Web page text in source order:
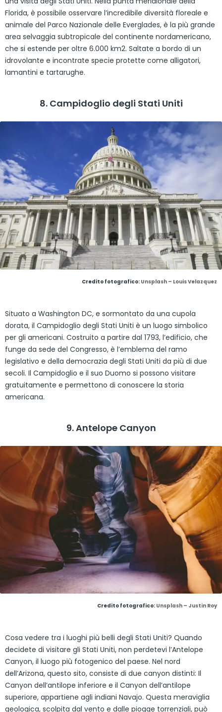
Florida, è possibile osservare l’incredibile diversità floreale e
animale del Parco Nazionale delle Everglades, è la più grande
area selvaggia subtropicale del continente nordamericano,
che si estende per oltre 6.000 km2. Saltate a bordo di un
idrovolante e incontrate specie protette come alligatori,
lamantini e tartarughe.
8. Campidoglio degli Stati Uniti
Credito fotografico: Unsplash – Louis Velazquez
Situato a Washington DC, e sormontato da una cupola
dorata, il Campidoglio degli Stati Uniti è un luogo simbolico
per gli americani. Costruito a partire dal 1793, l’edificio, che
funge da sede del Congresso, è l’emblema del ramo
legislativo e della democrazia degli Stati Uniti da più di due
secoli. Il Campidoglio e il suo Duomo si possono visitare
gratuitamente e permettono di conoscere la storia
americana.
9. Antelope Canyon
Credito fotografico: Unsplash – Justin Roy
Cosa vedere tra i luoghi più belli degli Stati Uniti? Quando
decidete di visitare gli Stati Uniti, non perdetevi l’Antelope
Canyon, il luogo più fotogenico del paese. Nel nord
dell’Arizona, questo sito, consiste di due canyon distinti: Il
Canyon dell’antilope inferiore e il Canyon dell’antilope
superiore, appartiene agli indiani Navajo. Questa meraviglia
geologica, scolpita dal vento e dalle piogge torrenziali, può